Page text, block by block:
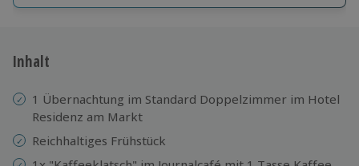
Jeder Gutschein für alle Erlebnisse einlösbar.
10 Jahre gültig & verlängerbar.
Inhalt
1 Übernachtung im Standard Doppelzimmer im Hotel
Residenz am Markt
Reichhaltiges Frühstück